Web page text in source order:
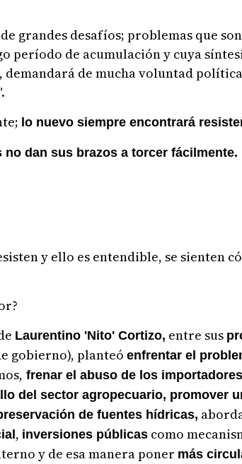
grandes desafíos; problemas que
período de acumulación y cuya
de mucha voluntad
lo nuevo siempre encontrará
no dan sus brazos a torcer fácilmente.
y ello es entendible, se sienten
Laurentino 'Nito' Cortizo, entre sus
gobierno), planteó enfrentar el
frenar el abuso de los importadores
del sector agropecuario, promover
de fuentes hídricas,
, inversiones públicascomo
y de esa manera poner más